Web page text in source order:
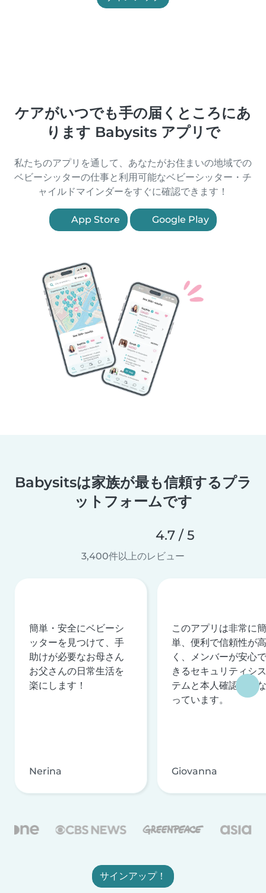
ケアがいつでも手の届くところにあ
ります Babysits アプリで
私たちのアプリを通して、あなたがお住まいの地域での
ベビーシッターの仕事と利用可能なベビーシッター・チ
ャイルドマインダーをすぐに確認できます！
App Store Google Play
Babysitsは家族が最も信頼するプラ
ットフォームです
4.7 / 5
3,400件以上のレビュー
簡単・安全にベビーシ
ッターを見つけて、手
助けが必要なお母さん
お父さんの日常生活を
楽にします！
Nerina
このアプリは非常に簡
単、便利で信頼性が高
く、メンバーが安心で
きるセキュリティシス
テムと本人確認を行な
っています。
Giovanna
サインアップ！